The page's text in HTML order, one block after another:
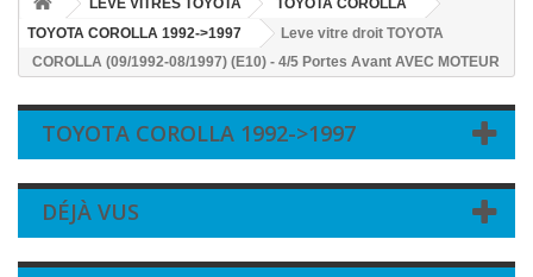
LEVE VITRES TOYOTA
TOYOTA COROLLA
TOYOTA COROLLA 1992->1997
Leve vitre droit TOYOTA
COROLLA (09/1992-08/1997) (E10) - 4/5 Portes Avant AVEC MOTEUR
TOYOTA COROLLA 1992->1997
DÉJÀ VUS